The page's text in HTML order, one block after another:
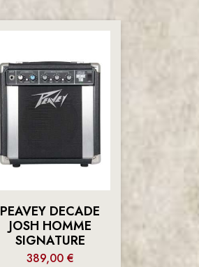
PEAVEY DECADE
JOSH HOMME
SIGNATURE
389,00 €